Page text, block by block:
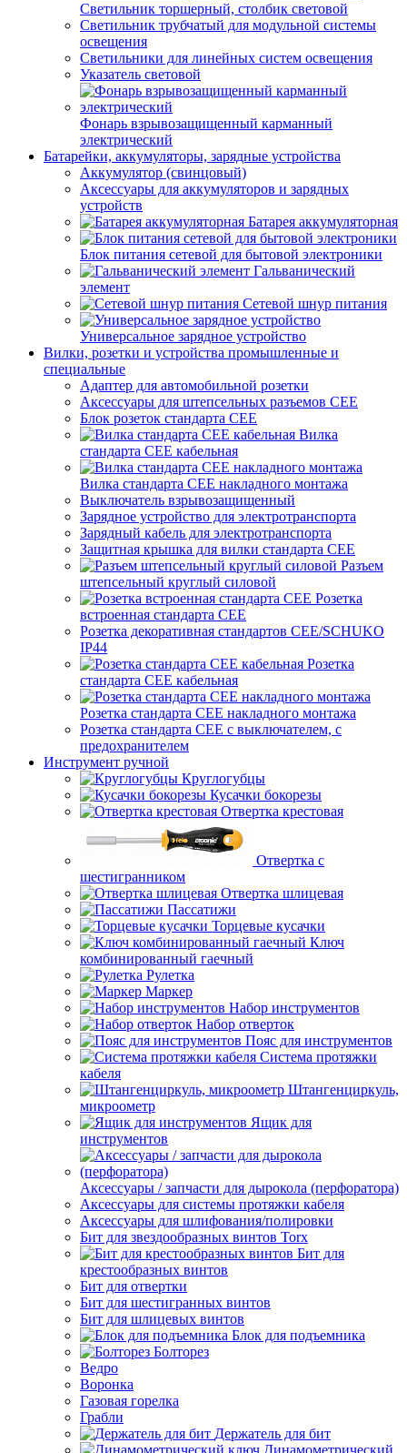
Светильник торшерный, столбик световой
Светильник трубчатый для модульной системы
освещения
Светильники для линейных систем освещения
Указатель световой
Фонарь взрывозащищенный карманный
электрический
Батарейки, аккумуляторы, зарядные устройства
Аккумулятор (свинцовый)
Аксессуары для аккумуляторов и зарядных
устройств
Батарея аккумуляторная
Блок питания сетевой для бытовой электроники
Гальванический
элемент
Сетевой шнур питания
Универсальное зарядное устройство
Вилки, розетки и устройства промышленные и
специальные
Адаптер для автомобильной розетки
Аксессуары для штепсельных разъемов CEE
Блок розеток стандарта CEE
Вилка
стандарта CEE кабельная
Вилка стандарта CEE накладного монтажа
Выключатель взрывозащищенный
Зарядное устройство для электротранспорта
Зарядный кабель для электротранспорта
Защитная крышка для вилки стандарта CEE
Разъем
штепсельный круглый силовой
Розетка
встроенная стандарта CEE
Розетка декоративная стандартов CEE/SCHUKO
IP44
Розетка
стандарта СЕЕ кабельная
Розетка стандарта СЕЕ накладного монтажа
Розетка стандарта СЕЕ с выключателем, с
предохранителем
Инструмент ручной
Круглогубцы
Кусачки бокорезы
Отвертка крестовая
Отвертка с
шестигранником
Отвертка шлицевая
Пассатижи
Торцевые кусачки
Ключ
комбинированный гаечный
Рулетка
Маркер
Набор инструментов
Набор отверток
Пояс для инструментов
Система протяжки
кабеля
Штангенциркуль,
микроометр
Ящик для
инструментов
Аксессуары / запчасти для дырокола (перфоратора)
Аксессуары для системы протяжки кабеля
Аксессуары для шлифования/полировки
Бит для звездообразных винтов Torx
Бит для
крестообразных винтов
Бит для отвертки
Бит для шестигранных винтов
Бит для шлицевых винтов
Блок для подъемника
Болторез
Ведро
Воронка
Газовая горелка
Грабли
Держатель для бит
Динамометрический